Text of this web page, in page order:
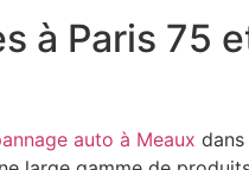
à Paris 75
auto à Meaux